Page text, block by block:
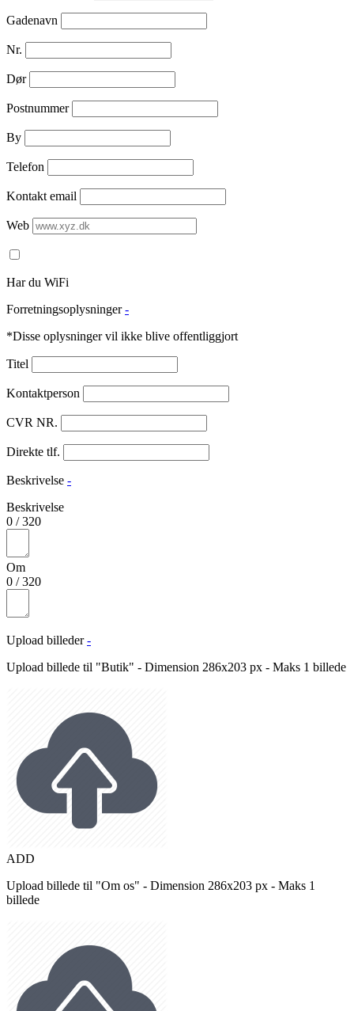
Gadenavn
Nr.
Dør
Postnummer
By
Telefon
Kontakt email
Web
Har du WiFi
Forretningsoplysninger -
*Disse oplysninger vil ikke blive offentliggjort
Titel
Kontaktperson
CVR NR.
Direkte tlf.
Beskrivelse -
Beskrivelse
0 /320
Om
0 /320
Upload billeder -
Upload billede til "Butik" - Dimension 286x203 px - Maks 1 billede
ADD
Upload billede til "Om os" - Dimension 286x203 px - Maks 1
billede